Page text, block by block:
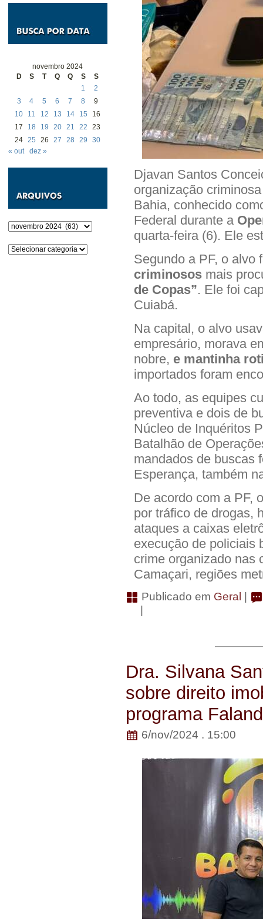
novembro 2024
D
S T Q Q S
S
1
2
3
4 5 6 7 8
9
10
11 12 13 14 15
16
17
18 19 20 21 22
23
24 25 26 27 28 29
30
« out
dez »
Arquivos
Categorias
Djavan Santos
organização
Bahia, conhecido
Federal durante a
quarta-feira (6). Ele
Segundo a PF, o alvo
criminosos mais
de Copas”. Ele foi
Cuiabá.
Na capital, o alvo
empresário, morava
nobre, e mantinha
importados foram
Ao todo, as equipes
preventiva e dois de
Núcleo de Inquéritos
Batalhão de
mandados de buscas
Esperança, também
De acordo com a PF,
por tráfico de drogas,
ataques a caixas
execução de policiais
crime organizado nas
Camaçari, regiões
Publicado em Geral
Dra. Silvana
sobre direito
programa
6/nov/2024 . 15:00